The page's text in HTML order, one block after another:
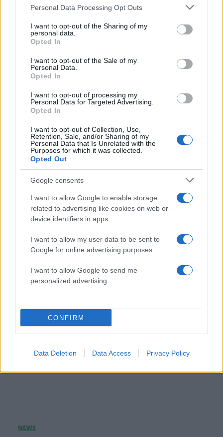
Please note that this website/app uses one or more Google
not limited to your visit or usage behaviour. You may click to
grant or deny consent to Google and its third-party tags to
use your data for below specified purposes in below Google
consent section.
Personal Data Processing Opt Outs
I want to opt-out of the Sharing of my
personal data.
Opted In
I want to opt-out of the Sale of my
Personal Data.
Opted In
I want to opt-out of processing my
Personal Data for Targeted Advertising.
Opted In
I want to opt-out of Collection, Use,
Retention, Sale, and/or Sharing of my
Personal Data that Is Unrelated with the
Purposes for which it was collected.
Opted Out
Google consents
I want to allow Google to enable storage
related to advertising like cookies on web or
device identifiers in apps.
I want to allow my user data to be sent to
Google for online advertising purposes.
I want to allow Google to send me
personalized advertising.
CONFIRM
Data Deletion Data Access Privacy Policy
Αλεξάνδρα Νίκα: Περήφανη για την αδελφή της
και το νέο επαγγελματικό της βήμα –
Φωτογραφία
09.08.2026
Ιωάννα Τούνη: «Έβγαλα όλο το βράδυ στο
νοσοκομείο με ορούς και αντιβιώσεις»